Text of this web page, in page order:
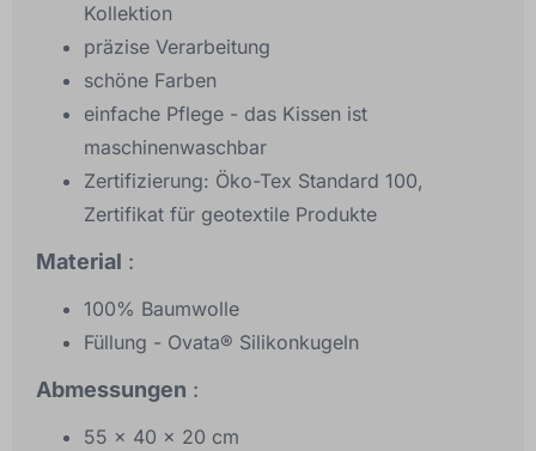
Kollektion
präzise Verarbeitung
schöne Farben
einfache Pflege - das Kissen ist
maschinenwaschbar
Zertifizierung: Öko-Tex Standard 100,
Zertifikat für geotextile Produkte
Material :
100% Baumwolle
Füllung - Ovata® Silikonkugeln
Abmessungen :
55 x 40 x 20 cm